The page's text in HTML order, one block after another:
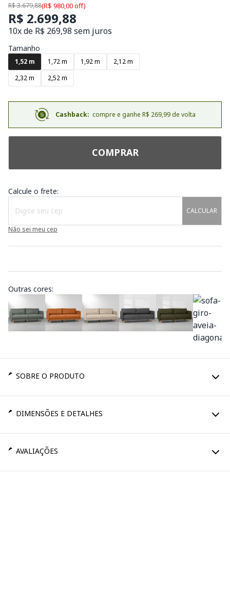
R$ 3.679,88(R$ 980,00 off)
R$ 2.699,88
10x de R$ 269,98 sem juros
Tamanho
1,52 m 1,72 m 1,92 m
2,12 m
2,32 m
2,52 m
Cashback: compre e ganhe R$ 269,99 de volta
COMPRAR
Calcule o frete:
CALCULAR
Não sei meu cep
Outras cores:
SOBRE O PRODUTO
DIMENSÕES E DETALHES
AVALIAÇÕES